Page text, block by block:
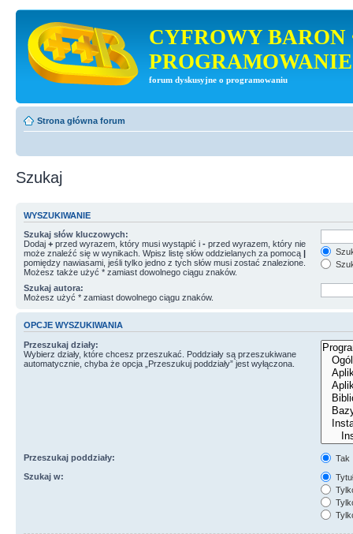
CYFROWY BARON
PROGRAMOWANIE
forum dyskusyjne o programowaniu
Strona główna forum
Szukaj
WYSZUKIWANIE
Szukaj słów kluczowych:
Dodaj + przed wyrazem, który musi wystąpić i - przed wyrazem, który nie
może znaleźć się w wynikach. Wpisz listę słów oddzielanych za pomocą |
pomiędzy nawiasami, jeśli tylko jedno z tych słów musi zostać znalezione.
Możesz także użyć * zamiast dowolnego ciągu znaków.
Szukaj autora:
Możesz użyć * zamiast dowolnego ciągu znaków.
OPCJE WYSZUKIWANIA
Przeszukaj działy:
Wybierz działy, które chcesz przeszukać. Poddziały są przeszukiwane
automatycznie, chyba że opcja „Przeszukuj poddziały” jest wyłączona.
Przeszukaj poddziały:
Tak
Szukaj w: